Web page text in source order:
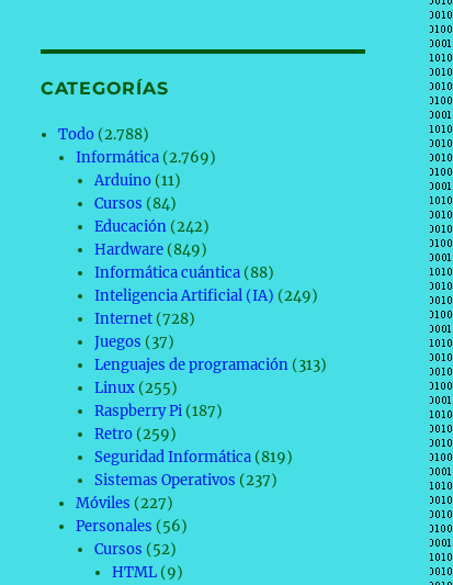
CATEGORÍAS
Todo (2.788)
Informática (2.769)
Arduino(11)
Cursos (84)
Educación(242)
Hardware(849)
Informática cuántica(88)
Inteligencia Artificial (IA) (249)
Internet(728)
Juegos (37)
Lenguajes de programación(313)
Linux(255)
Raspberry Pi(187)
Retro(259)
Seguridad Informática(819)
Sistemas Operativos (237)
Móviles (227)
Personales (56)
Cursos (52)
HTML(9)